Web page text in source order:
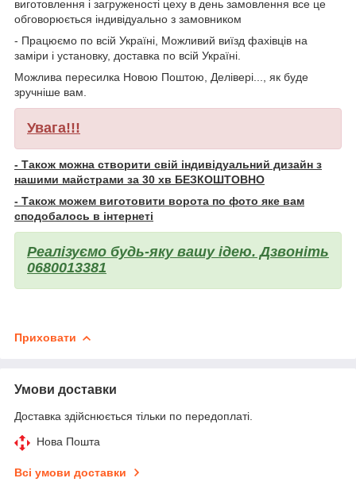
виготовлення і загруженості цеху в день замовлення все це
обговорюється індивідуально з замовником
- Працюємо по всій Україні, Можливий виїзд фахівців на
заміри і установку, доставка по всій Україні.
Можлива пересилка Новою Поштою, Делівері..., як буде
зручніше вам.
Увага!!!
- Також можна створити свій індивідуальний дизайн з
нашими майстрами за 30 хв БЕЗКОШТОВНО
- Також можем виготовити ворота по фото яке вам
сподобалось в інтернеті
Реалізуємо будь-яку вашу ідею. Дзвоніть
0680013381
Приховати
Умови доставки
Доставка здійснюється тільки по передоплаті.
Нова Пошта
Всі умови доставки